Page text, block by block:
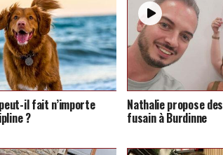
il fait n’importe
?
Nathalie propose
fusain à Burdinne